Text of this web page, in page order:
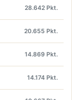
28.642 Pkt.
20.655 Pkt.
14.869 Pkt.
14.174 Pkt.